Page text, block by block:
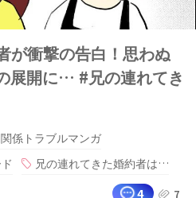
が衝撃の告白！思わぬ
展開に… #兄の連れてき
係トラブルマンガ
兄の連れてきた婚約者は…
4 7